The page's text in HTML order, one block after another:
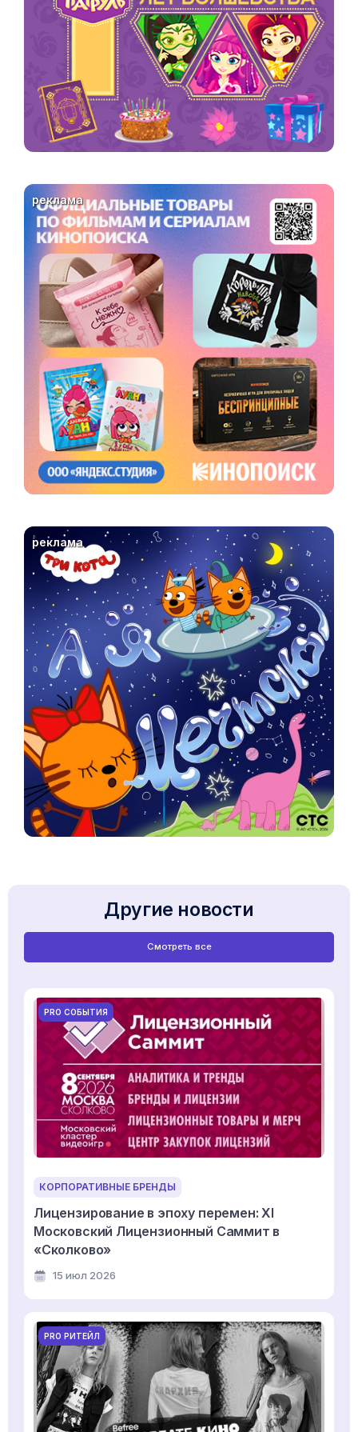
реклама
реклама
Другие новости
Смотреть все
PRO СОБЫТИЯ
КОРПОРАТИВНЫЕ БРЕНДЫ
Лицензирование в эпоху перемен: XI
Московский Лицензионный Саммит в
«Сколково»
15 июл 2026
PRO РИТЕЙЛ